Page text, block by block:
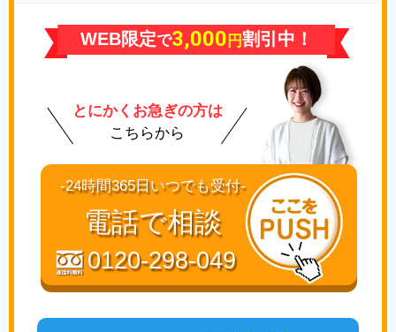
WEB限定で3,000 円割引中！
とにかくお急ぎの方は
こちらから
-24時間365日いつでも受付-
電話で相談
0120-298-049